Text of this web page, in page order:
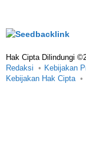
Hak Cipta Dilindungi
Redaksi
Kebijakan
Kebijakan Hak Cipta